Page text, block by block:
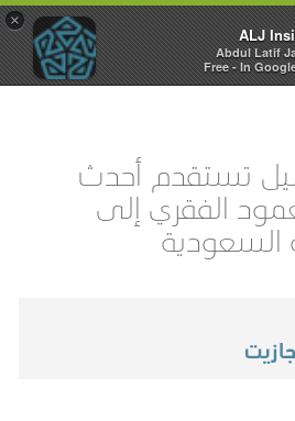
×
ALJ
Abdul Latif
Free - In
Toggle
navigation
تستقدم أحدث
الفقري إلى
السعودية